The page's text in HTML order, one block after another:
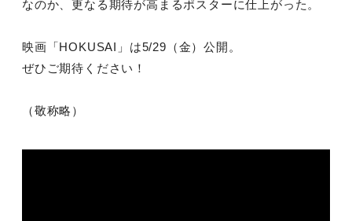
なのか、更なる期待が高まるポスターに仕上がった。
映画「HOKUSAI」は5/29（金）公開。
ぜひご期待ください！
（敬称略）